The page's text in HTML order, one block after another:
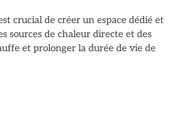
crucial de créer un espace dédié et
sources de chaleur directe et des
et prolonger la durée de vie de